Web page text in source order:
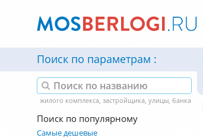
Поиск по параметрам
Поиск по популярному
Самые дешевые